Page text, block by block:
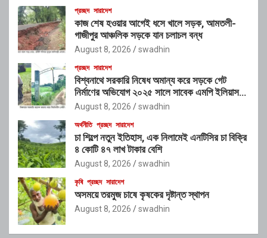
প্রচ্ছদ সারাদেশ
কাজ শেষ হওয়ার আগেই ধসে খালে সড়ক, আমতলী-
গাজীপুর আঞ্চলিক সড়কে যান চলাচল বন্ধ
August 8, 2026 swadhin
প্রচ্ছদ সারাদেশ
বিশ্বনাথে সরকারি নিষেধ অমান্য করে সড়কে গেট
নির্মাণের অভিযোগ ২০২৫ সালে সাবেক এমপি ইলিয়াস
আলীর নামে নামফলক স্থাপনের অভিযোগ
August 8, 2026 swadhin
অর্থনীতি প্রচ্ছদ সারাদেশ
চা শিল্পে নতুন ইতিহাস, এক নিলামেই এনটিসির চা বিক্রি
৪ কোটি ৪৭ লাখ টাকার বেশি
August 8, 2026 swadhin
কৃষি প্রচ্ছদ সারাদেশ
অসময়ে তরমুজ চাষে কৃষকের দৃষ্টান্ত স্থাপন
August 8, 2026 swadhin